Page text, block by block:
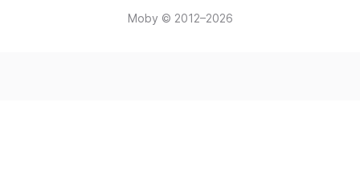
Moby © 2012–2026